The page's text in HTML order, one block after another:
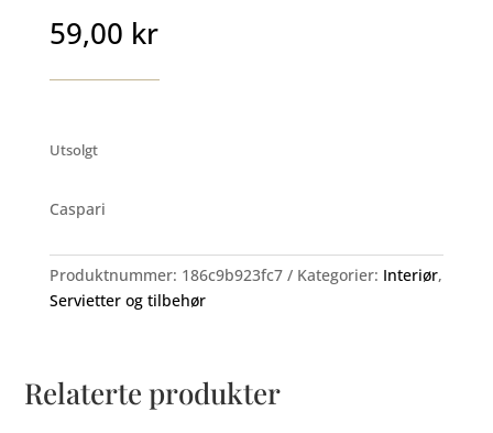
59,00 kr
Utsolgt
Caspari
Produktnummer: 186c9b923fc7 Kategorier: Interiør,
Servietter og tilbehør
Relaterte produkter